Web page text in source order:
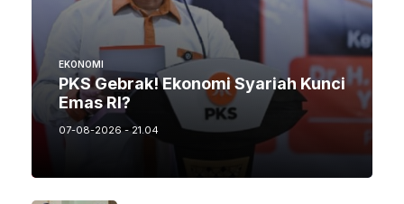
EKONOMI
PKS Gebrak! Ekonomi Syariah Kunci
Emas RI?
07-08-2026 - 21.04